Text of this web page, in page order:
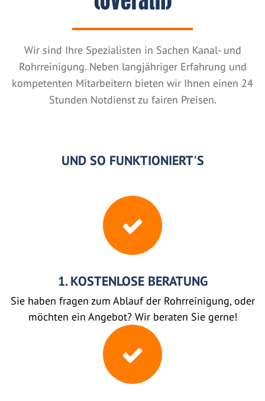
Wir sind Ihre Spezialisten in Sachen Kanal- und
Rohrreinigung. Neben langjähriger Erfahrung und
kompetenten Mitarbeitern bieten wir Ihnen einen 24
Stunden Notdienst zu fairen Preisen.
UND SO FUNKTIONIERT'S
1. KOSTENLOSE BERATUNG
Sie haben fragen zum Ablauf der Rohrreinigung, oder
möchten ein Angebot? Wir beraten Sie gerne!